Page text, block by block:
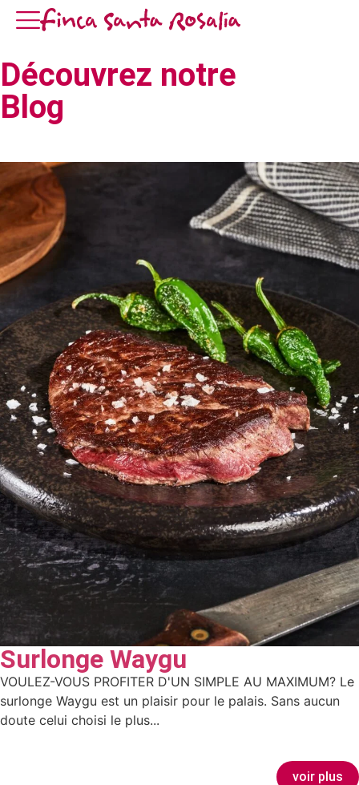
Découvrez notre
Blog
Surlonge Waygu
VOULEZ-VOUS PROFITER D'UN SIMPLE AU MAXIMUM? Le
surlonge Waygu est un plaisir pour le palais. Sans aucun
doute celui choisi le plus...
voir plus